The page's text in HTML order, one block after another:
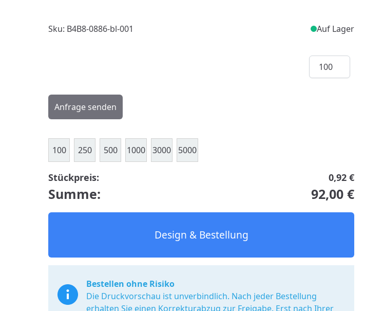
Sku: B4B8-0886-bl-001 Auf Lager
Menge
Anfrage senden
100 250 500 1000 3000 5000
Stückpreis: 0,92 €
Summe: 92,00 €
Design & Bestellung
Bestellen ohne Risiko
Die Druckvorschau ist unverbindlich. Nach jeder Bestellung
erhalten Sie einen Korrekturabzug zur Freigabe. Erst nach Ihrer